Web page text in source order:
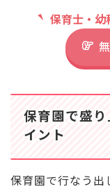
は、保育で盛り上
アやねらい、お披
介します。
保育士・幼
保育園で盛
イント
保育園で行なう出